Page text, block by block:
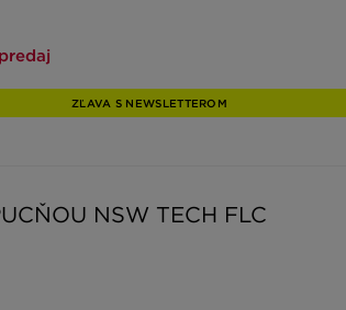
ZĽAVA S NEWSLETTEROM
NSW TECH FLC